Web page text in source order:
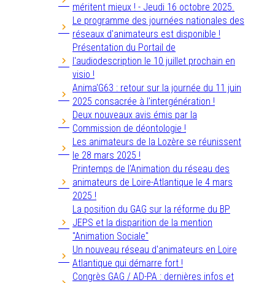
méritent mieux ! - Jeudi 16 octobre 2025.
Le programme des journées nationales des
réseaux d'animateurs est disponible !
Présentation du Portail de
l'audiodescription le 10 juillet prochain en
visio !
Anima'G63 : retour sur la journée du 11 juin
2025 consacrée à l'intergénération !
Deux nouveaux avis émis par la
Commission de déontologie !
Les animateurs de la Lozère se réunissent
le 28 mars 2025 !
Printemps de l'Animation du réseau des
animateurs de Loire-Atlantique le 4 mars
2025 !
La position du GAG sur la réforme du BP
JEPS et la disparition de la mention
"Animation Sociale"
Un nouveau réseau d'animateurs en Loire
Atlantique qui démarre fort !
Congrès GAG / AD-PA : dernières infos et